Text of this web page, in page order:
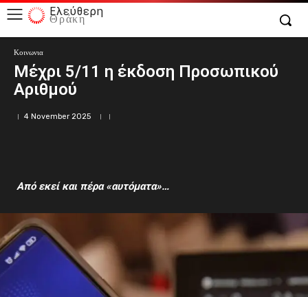
Ελεύθερη
Θράκη
Κοινωνια
Μέχρι 5/11 η έκδοση Προσωπικού
Αριθμού
4 November 2025
Από εκεί και πέρα «αυτόματα»…